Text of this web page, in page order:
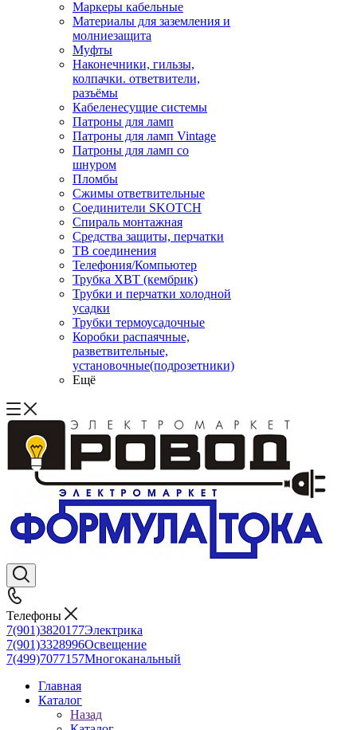
Маркеры кабельные
Материалы для заземления и
молниезащита
Муфты
Наконечники, гильзы,
колпачки. ответвители,
разъёмы
Кабеленесущие системы
Патроны для ламп
Патроны для ламп Vintage
Патроны для ламп со
шнуром
Пломбы
Сжимы ответвительные
Соединители SKOTCH
Спираль монтажная
Средства защиты, перчатки
ТВ соединения
Телефония/Компьютер
Трубка ХВТ (кембрик)
Трубки и перчатки холодной
усадки
Трубки термоусадочные
Коробки распаячные,
разветвительные,
установочные(подрозетники)
Ещё
Телефоны
7(901)3820177Электрика
7(901)3328996Освещение
7(499)7077157Многоканальный
Главная
Каталог
Назад